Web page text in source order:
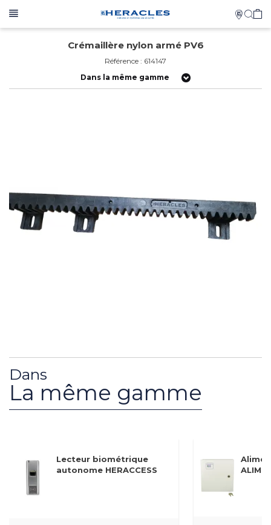
Crémaillère nylon armé PV6
Référence : 614147
Dans la même gamme
Dans
La même gamme
Lecteur biométrique
autonome HERACCESS